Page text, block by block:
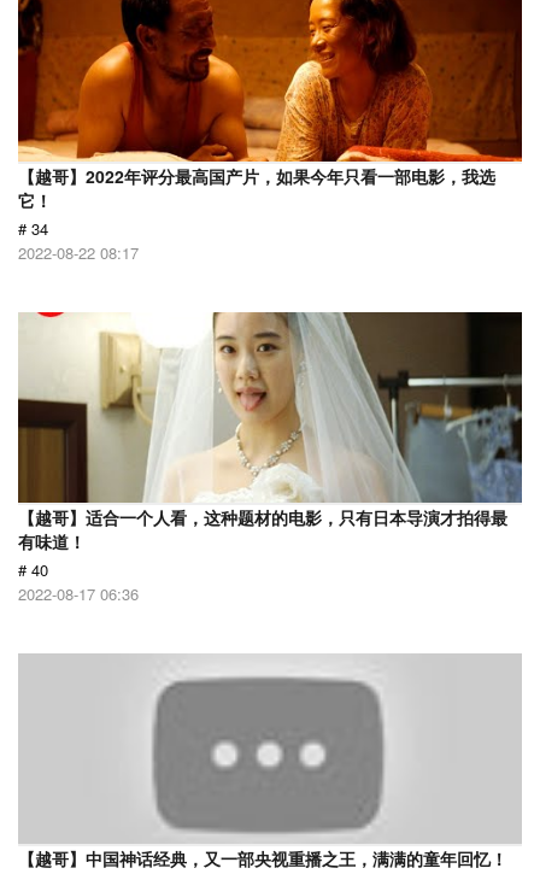
【越哥】2022年评分最高国产片，如果今年只看一部电影，我选
它！
# 34
2022-08-22 08:17
【越哥】适合一个人看，这种题材的电影，只有日本导演才拍得最
有味道！
# 40
2022-08-17 06:36
【越哥】中国神话经典，又一部央视重播之王，满满的童年回忆！